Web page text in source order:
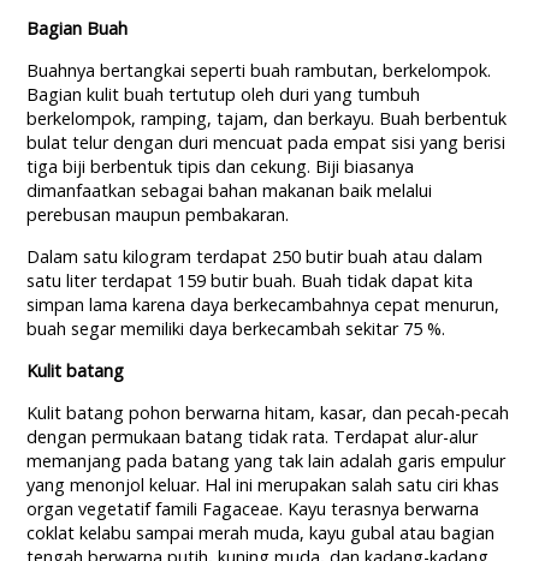
Bagian Buah
Buahnya bertangkai seperti buah rambutan, berkelompok.
Bagian kulit buah tertutup oleh duri yang tumbuh
berkelompok, ramping, tajam, dan berkayu. Buah berbentuk
bulat telur dengan duri mencuat pada empat sisi yang berisi
tiga biji berbentuk tipis dan cekung. Biji biasanya
dimanfaatkan sebagai bahan makanan baik melalui
perebusan maupun pembakaran.
Dalam satu kilogram terdapat 250 butir buah atau dalam
satu liter terdapat 159 butir buah. Buah tidak dapat kita
simpan lama karena daya berkecambahnya cepat menurun,
buah segar memiliki daya berkecambah sekitar 75 %.
Kulit batang
Kulit batang pohon berwarna hitam, kasar, dan pecah-pecah
dengan permukaan batang tidak rata. Terdapat alur-alur
memanjang pada batang yang tak lain adalah garis empulur
yang menonjol keluar. Hal ini merupakan salah satu ciri khas
organ vegetatif famili Fagaceae. Kayu terasnya berwarna
coklat kelabu sampai merah muda, kayu gubal atau bagian